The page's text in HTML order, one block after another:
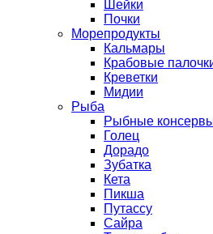
Шейки
Почки
Морепродукты
Кальмары
Крабовые
Креветки
Мидии
Рыба
Рыбные
Голец
Дорадо
Зубатка
Кета
Пикша
Путассу
Сайра